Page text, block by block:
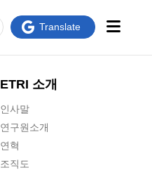
ETRI 소개
인사말
연구원소개
연혁
조직도
Translate